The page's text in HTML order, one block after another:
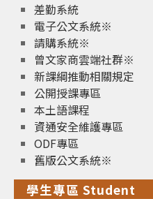
差勤系統
電子公文系統※
請購系統※
曾文家商雲端社群※
新課綱推動相關規定
公開授課專區
本土語課程
資通安全維護專區
ODF專區
舊版公文系統※
學生專區 Student